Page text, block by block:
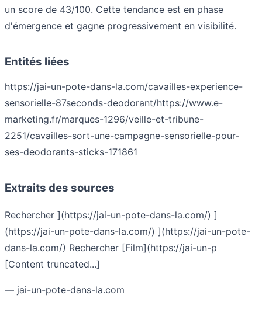
un score de 43/100. Cette tendance est en phase
d'émergence et gagne progressivement en visibilité.
Entités liées
https://jai-un-pote-dans-la.com/cavailles-experience-
sensorielle-87seconds-deodorant/https://www.e-
marketing.fr/marques-1296/veille-et-tribune-
2251/cavailles-sort-une-campagne-sensorielle-pour-
ses-deodorants-sticks-171861
Extraits des sources
Rechercher ](https://jai-un-pote-dans-la.com/) ]
(https://jai-un-pote-dans-la.com/) ](https://jai-un-pote-
dans-la.com/) Rechercher [Film](https://jai-un-p
[Content truncated...]
— jai-un-pote-dans-la.com